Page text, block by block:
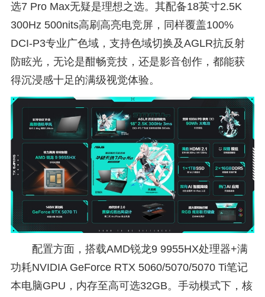
选7 Pro Max无疑是理想之选。其配备18英寸2.5K
300Hz 500nits高刷高亮电竞屏，同样覆盖100%
DCI-P3专业广色域，支持色域切换及AGLR抗反射
防眩光，无论是酣畅竞技，还是影音创作，都能获
得沉浸感十足的满级视觉体验。
配置方面，搭载AMD锐龙9 9955HX处理器+满
功耗NVIDIA GeForce RTX 5060/5070/5070 Ti笔记
本电脑GPU，内存至高可选32GB。手动模式下，核